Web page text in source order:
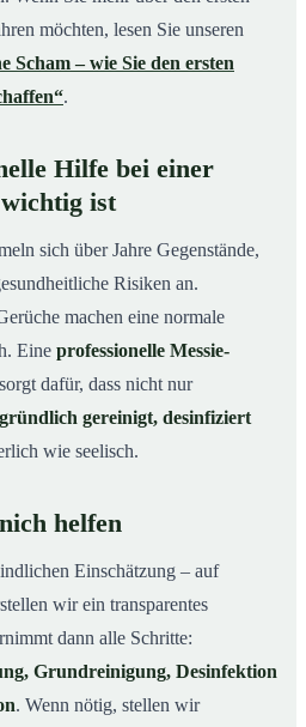
möchten, lesen Sie unseren
Scham – wie Sie den ersten
.
Hilfe bei einer
ist
sich über Jahre Gegenstände,
Risiken an.
machen eine normale
Eine professionelle Messie-
sorgt dafür, dass nicht nur
gründlich gereinigt, desinfiziert
wie seelisch.
helfen
Einschätzung – auf
wir ein transparentes
dann alle Schritte:
Grundreinigung, Desinfektion
. Wenn nötig, stellen wir